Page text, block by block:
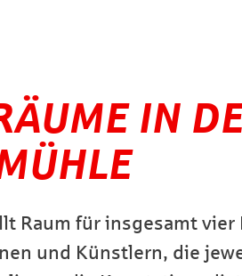
IN
Raum für insgesamt
und Künstlern, die